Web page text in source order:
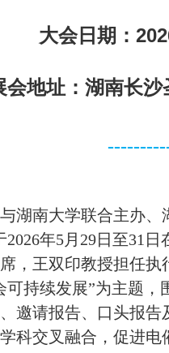
大会日期：
会地址：湖南长
湖南大学联合主办
年5月29日至31
，王双印教授担任执
持续发展”为主题
邀请报告、口头报
科交叉融合，促进